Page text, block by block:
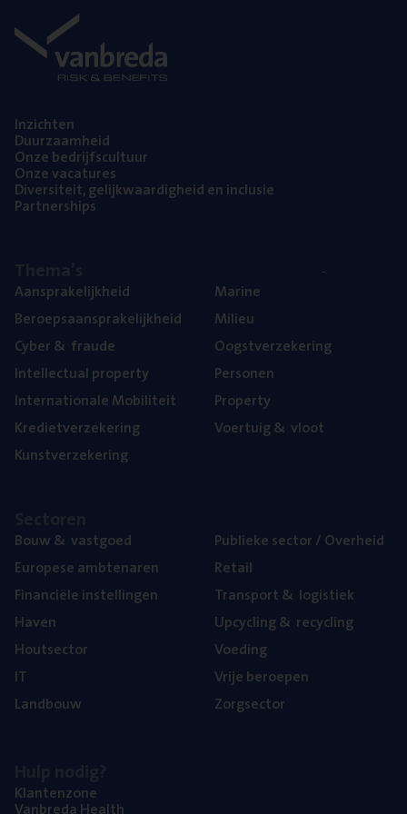
Inzich­ten
Duur­zaam­heid
Onze bedrijfs­cul­tuur
Onze vaca­tu­res
Diver­si­teit, gelijk­waar­dig­heid en inclusie
Part­ner­ships
Aan­spra­ke­lijk­heid
Beroeps­aan­spra­ke­lijk­heid
Cyber& fraude
Intel­lec­tu­al property
Inter­na­ti­o­na­le Mobiliteit
Kre­diet­ver­ze­ke­ring
Kunst­ver­ze­ke­ring
Mari­ne
Mili­eu
Oogst­ver­ze­ke­ring
Per­so­nen
Pro­per­ty
Voer­tuig& vloot
Bouw& vastgoed
Euro­pe­se ambtenaren
Finan­ci­ë­le instellingen
Haven
Hout­sec­tor
IT
Land­bouw
Publie­ke sec­tor / Overheid
Retail
Trans­port& logistiek
Upcy­cling& recycling
Voe­ding
Vrije beroe­pen
Zorg­sec­tor
Klan­ten­zo­ne
Van­b­re­da Health